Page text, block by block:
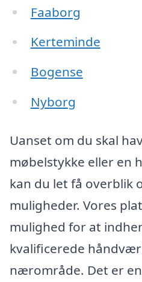
Faaborg
Kerteminde
Bogense
Nyborg
Uanset om du skal
møbelstykke eller en
kan du let få overblik
muligheder. Vores
mulighed for at
kvalificerede
nærområde. Det er